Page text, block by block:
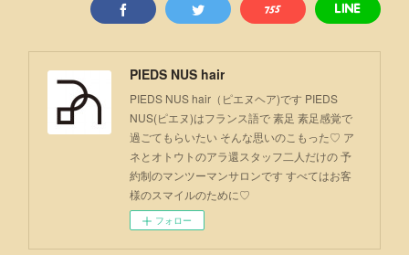
PIEDS NUS hair
PIEDS NUS hair（ピエヌヘア)です PIEDS
NUS(ピエヌ)はフランス語で 素足 素足感覚で
過ごてもらいたい そんな思いのこもった♡ ア
ネとオトウトのアラ還スタッフ二人だけの 予
約制のマンツーマンサロンです すべてはお客
様のスマイルのために♡
フォロー